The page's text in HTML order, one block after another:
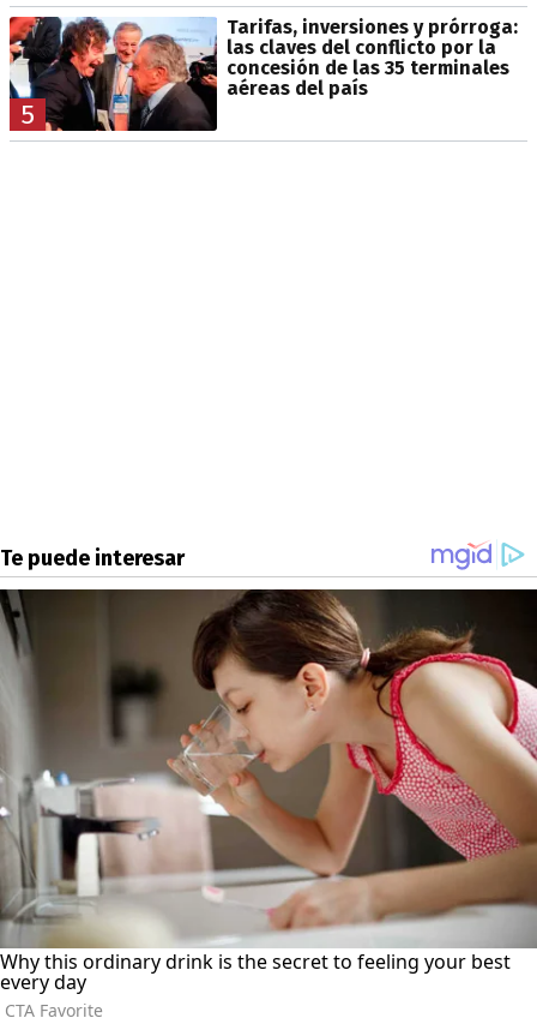
5
Tarifas, inversiones y prórroga:
las claves del conflicto por la
concesión de las 35 terminales
aéreas del país